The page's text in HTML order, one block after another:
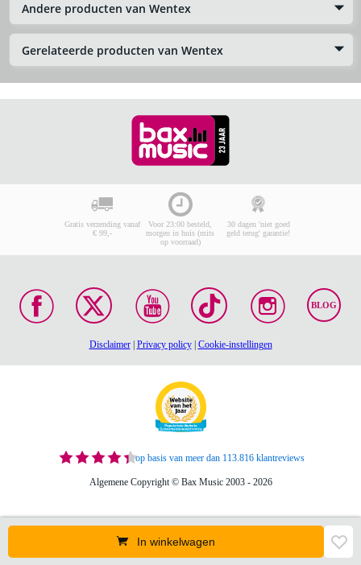
Andere producten van Wentex
Gerelateerde producten van Wentex
In winkelwagen
Gratis verzending vanaf
€ 99,-
Voor 23:00 besteld,
morgen in huis (mits
op voorraad)
30 dagen 'niet goed
geld terug' garantie!
BLOG
Disclaimer| Privacy policy| Cookie-instellingen
op basis van meer dan 113.816 klantreviews
Algemene Copyright © Bax Music 2003 - 2026